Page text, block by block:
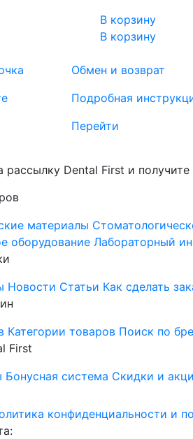
В корзину
В корзину
Обмен и возврат
Подробная
Перейти
рассылку Dental First и
материалы
оборудование Лабораторный
Новости Статьи Как сделать
Категории товаров Поиск по
First
Бонусная система Скидки и
конфиденциальности и